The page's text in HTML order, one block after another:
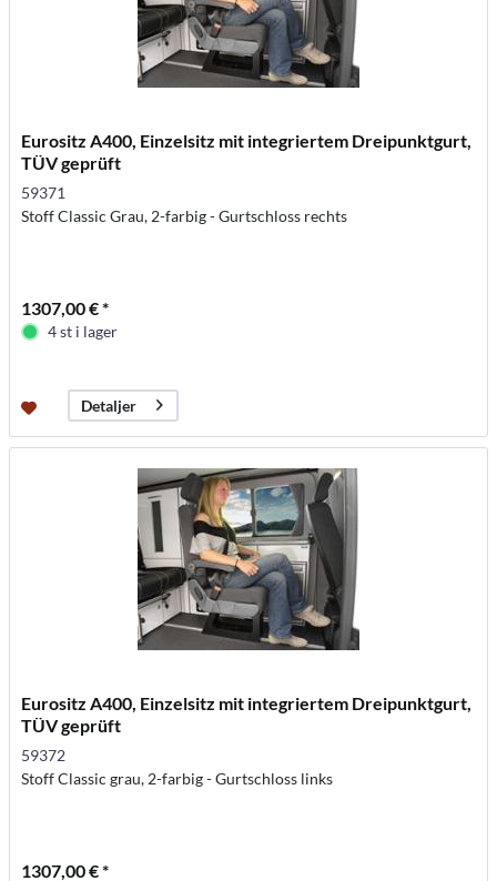
Eurositz A400, Einzelsitz mit integriertem Dreipunktgurt,
TÜV geprüft
59371
Stoff Classic Grau, 2-farbig - Gurtschloss rechts
1307,00 € *
4 st i lager
Detaljer
Eurositz A400, Einzelsitz mit integriertem Dreipunktgurt,
TÜV geprüft
59372
Stoff Classic grau, 2-farbig - Gurtschloss links
1307,00 € *